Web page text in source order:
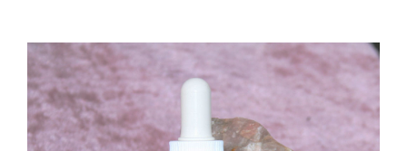
flere
Alternativene
velges